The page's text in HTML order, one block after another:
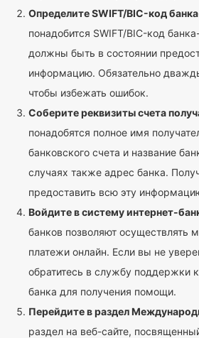
Определите SWIFT/BIC-код
понадобится SWIFT/BIC-код
должны быть в состоянии
информацию. Обязательно
чтобы избежать ошибок.
Соберите реквизиты счета
понадобятся полное имя
банковского счета и название
случаях также адрес банка.
предоставить всю эту
Войдите в систему интернет-
банков позволяют осуществлять
платежи онлайн. Если вы не
обратитесь в службу поддержки
банка для получения помощи.
Перейдите в раздел
раздел на веб-сайте,